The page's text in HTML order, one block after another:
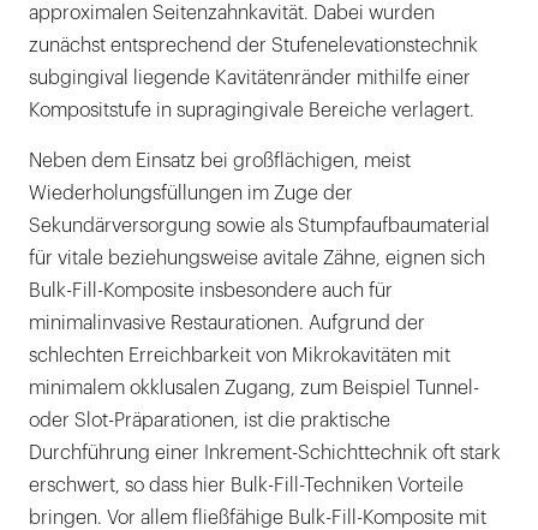
approximalen Seitenzahnkavität. Dabei wurden
zunächst entsprechend der Stufenelevationstechnik
subgingival liegende Kavitätenränder mithilfe einer
Kompositstufe in supragingivale Bereiche verlagert.
Neben dem Einsatz bei großflächigen, meist
Wiederholungsfüllungen im Zuge der
Sekundärversorgung sowie als Stumpfaufbaumaterial
für vitale beziehungsweise avitale Zähne, eignen sich
Bulk-Fill-Komposite insbesondere auch für
minimalinvasive Restaurationen. Aufgrund der
schlechten Erreichbarkeit von Mikrokavitäten mit
minimalem okklusalen Zugang, zum Beispiel Tunnel-
oder Slot-Präparationen, ist die praktische
Durchführung einer Inkrement-Schichttechnik oft stark
erschwert, so dass hier Bulk-Fill-Techniken Vorteile
bringen. Vor allem fließfähige Bulk-Fill-Komposite mit